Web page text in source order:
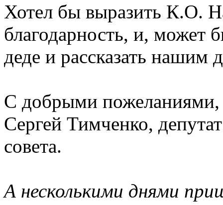
Хотел бы выразить К.О.
благодарность, и, может
деде и рассказать нашим
С добрыми пожеланиями,
Сергей Тимченко,
совета.
А несколькими днями